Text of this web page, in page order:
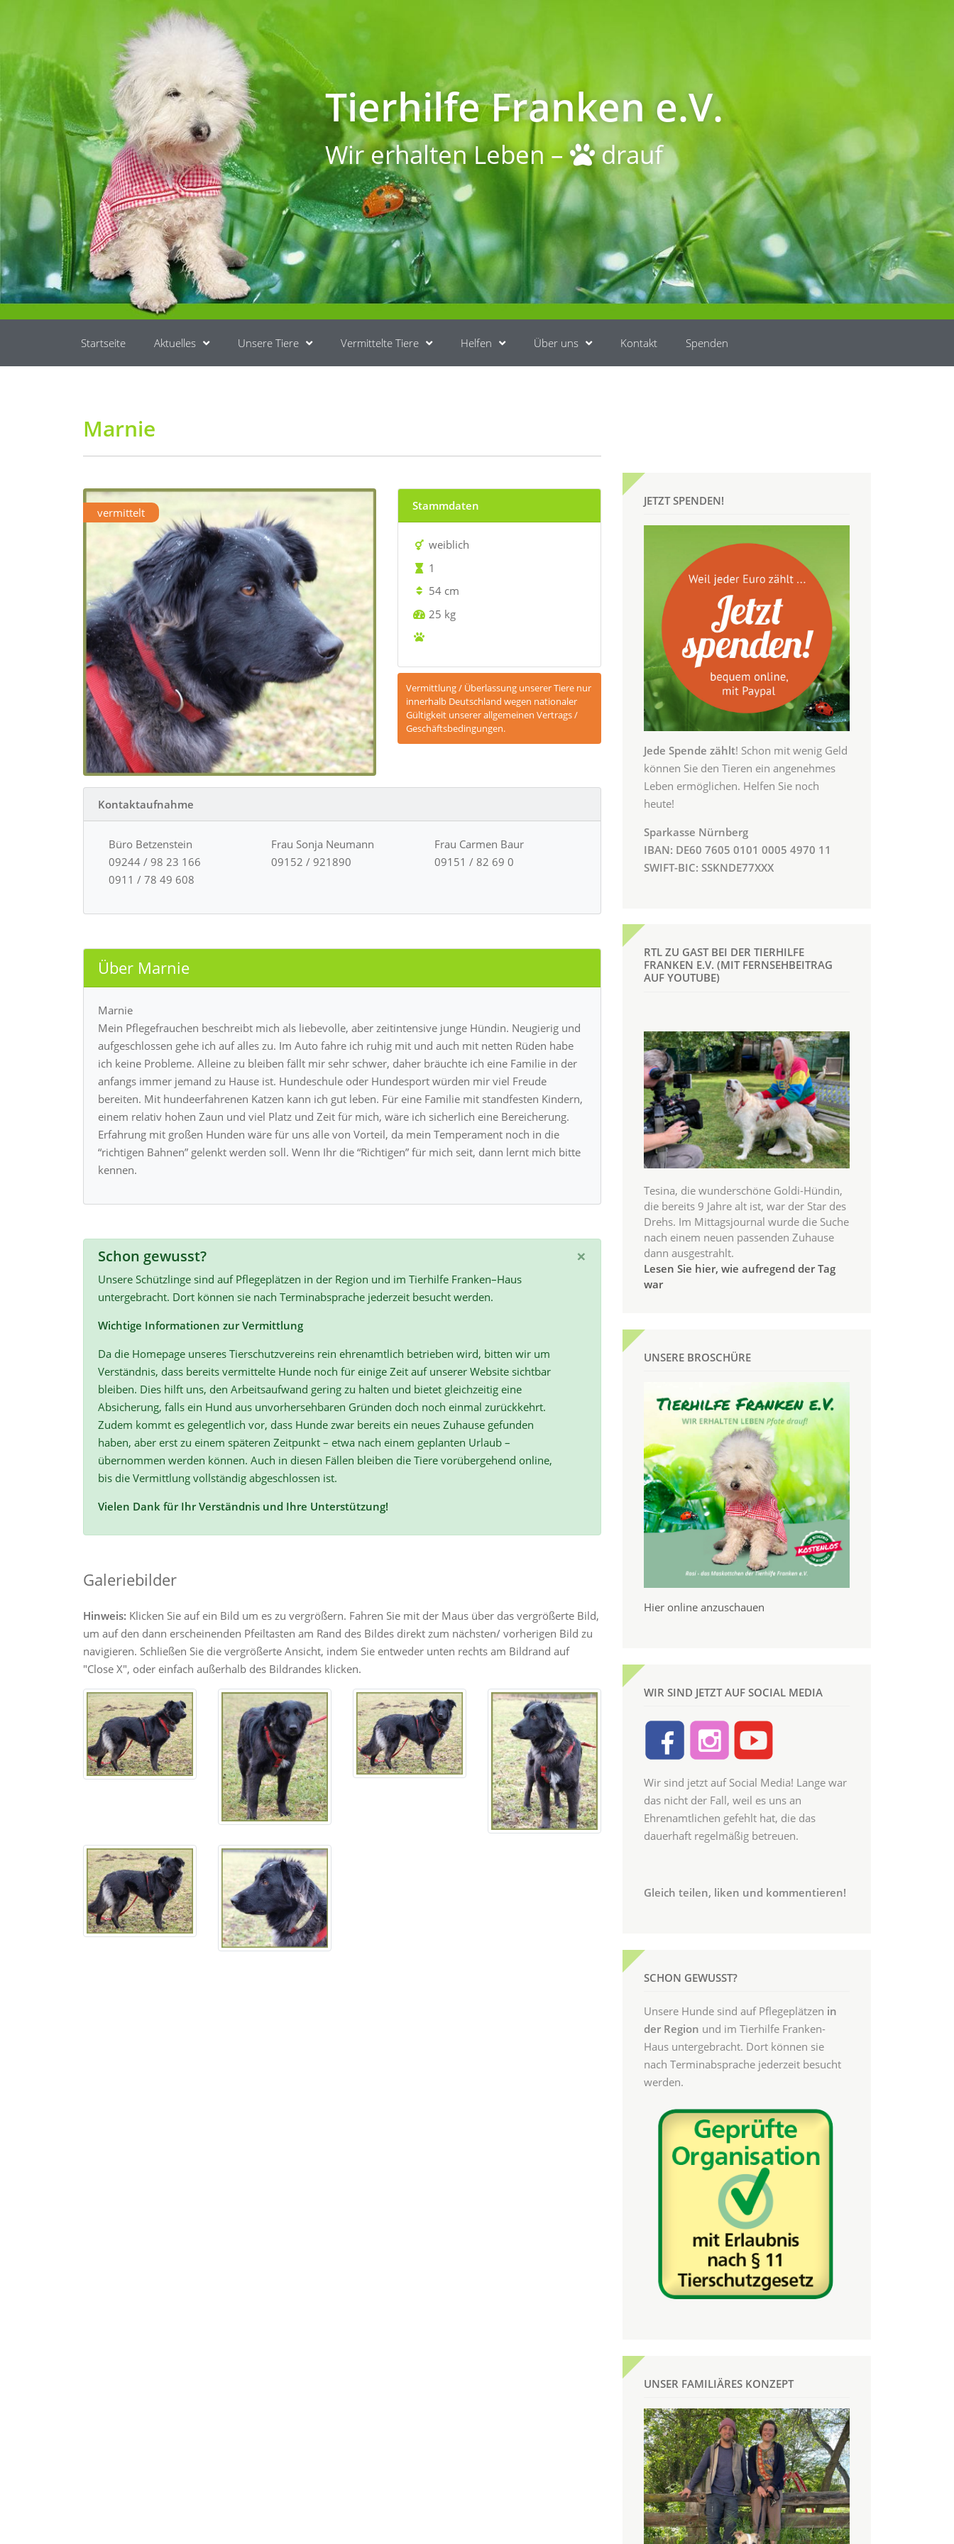
Tierhilfe Franken e.V.
Wir erhalten Leben – drauf
Startseite Aktuelles Unsere Tiere Vermittelte Tiere Helfen Über uns Kontakt Spenden
Marnie
vermittelt Stammdaten
weiblich
1
54 cm
25 kg
Vermittlung / Überlassung unserer Tiere nur
innerhalb Deutschland wegen nationaler
Gültigkeit unserer allgemeinen Vertrags /
Geschäftsbedingungen.
Kontaktaufnahme
Büro Betzenstein
09244 / 98 23 166
0911 / 78 49 608
Frau Sonja Neumann
09152 / 921890
Frau Carmen Baur
09151 / 82 69 0
Über Marnie
Marnie
Mein Pflegefrauchen beschreibt mich als liebevolle, aber zeitintensive junge Hündin. Neugierig und
aufgeschlossen gehe ich auf alles zu. Im Auto fahre ich ruhig mit und auch mit netten Rüden habe
ich keine Probleme. Alleine zu bleiben fällt mir sehr schwer, daher bräuchte ich eine Familie in der
anfangs immer jemand zu Hause ist. Hundeschule oder Hundesport würden mir viel Freude
bereiten. Mit hundeerfahrenen Katzen kann ich gut leben. Für eine Familie mit standfesten Kindern,
einem relativ hohen Zaun und viel Platz und Zeit für mich, wäre ich sicherlich eine Bereicherung.
Erfahrung mit großen Hunden wäre für uns alle von Vorteil, da mein Temperament noch in die
“richtigen Bahnen” gelenkt werden soll. Wenn Ihr die “Richtigen” für mich seit, dann lernt mich bitte
kennen.
×
Schon gewusst?
Unsere Schützlinge sind auf Pflegeplätzen in der Region und im Tierhilfe Franken–Haus
untergebracht. Dort können sie nach Terminabsprache jederzeit besucht werden.
Wichtige Informationen zur Vermittlung
Da die Homepage unseres Tierschutzvereins rein ehrenamtlich betrieben wird, bitten wir um
Verständnis, dass bereits vermittelte Hunde noch für einige Zeit auf unserer Website sichtbar
bleiben. Dies hilft uns, den Arbeitsaufwand gering zu halten und bietet gleichzeitig eine
Absicherung, falls ein Hund aus unvorhersehbaren Gründen doch noch einmal zurückkehrt.
Zudem kommt es gelegentlich vor, dass Hunde zwar bereits ein neues Zuhause gefunden
haben, aber erst zu einem späteren Zeitpunkt – etwa nach einem geplanten Urlaub –
übernommen werden können. Auch in diesen Fällen bleiben die Tiere vorübergehend online,
bis die Vermittlung vollständig abgeschlossen ist.
Vielen Dank für Ihr Verständnis und Ihre Unterstützung!
Galeriebilder
Hinweis: Klicken Sie auf ein Bild um es zu vergrößern. Fahren Sie mit der Maus über das vergrößerte Bild,
um auf den dann erscheinenden Pfeiltasten am Rand des Bildes direkt zum nächsten/ vorherigen Bild zu
navigieren. Schließen Sie die vergrößerte Ansicht, indem Sie entweder unten rechts am Bildrand auf
"Close X", oder einfach außerhalb des Bildrandes klicken.
JETZT SPENDEN!
Jede Spende zählt! Schon mit wenig Geld
können Sie den Tieren ein angenehmes
Leben ermöglichen. Helfen Sie noch
heute!
Sparkasse Nürnberg
IBAN: DE60 7605 0101 0005 4970 11
SWIFT-BIC: SSKNDE77XXX
RTL ZU GAST BEI DER TIERHILFE
FRANKEN E.V. (MIT FERNSEHBEITRAG
AUF YOUTUBE)
Tesina, die wunderschöne Goldi-Hündin,
die bereits 9 Jahre alt ist, war der Star des
Drehs. Im Mittagsjournal wurde die Suche
nach einem neuen passenden Zuhause
dann ausgestrahlt.
Lesen Sie hier, wie aufregend der Tag
war
UNSERE BROSCHÜRE
Hier online anzuschauen
WIR SIND JETZT AUF SOCIAL MEDIA
Wir sind jetzt auf Social Media! Lange war
das nicht der Fall, weil es uns an
Ehrenamtlichen gefehlt hat, die das
dauerhaft regelmäßig betreuen.
Gleich teilen, liken und kommentieren!
SCHON GEWUSST?
Unsere Hunde sind auf Pflegeplätzen in
der Region und im Tierhilfe Franken-
Haus untergebracht. Dort können sie
nach Terminabsprache jederzeit besucht
werden.
UNSER FAMILIÄRES KONZEPT